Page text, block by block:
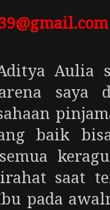
Aulia
baik
saat
pada